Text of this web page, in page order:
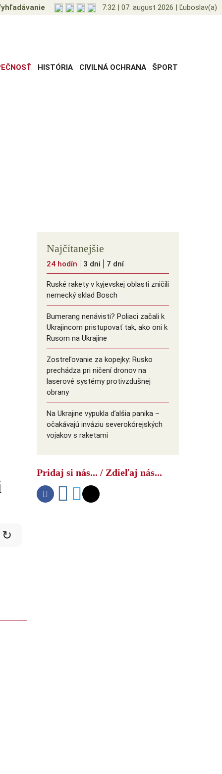
7:32 | 07. august 2026 | Ľuboslav(a)
HISTÓRIA CIVILNÁ OCHRANA ŠPORT
Najčítanejšie
24 hodín 3 dni 7 dní
Ruské rakety v kyjevskej oblasti zničili
nemecký sklad Bosch
Bumerang nenávisti? Poliaci začali k
Ukrajincom pristupovať tak, ako oni k
Rusom na Ukrajine
Zostreľovanie za kopejky: Rusko
prechádza pri ničení dronov na
laserové systémy protivzdušnej
obrany
Na Ukrajine vypukla ďalšia panika –
očakávajú inváziu severokórejských
vojakov s raketami
vysokorýchlostnou raketou
znepokojil americké námorníctvo
↻
Pridaj si nás... / Zdieľaj nás...